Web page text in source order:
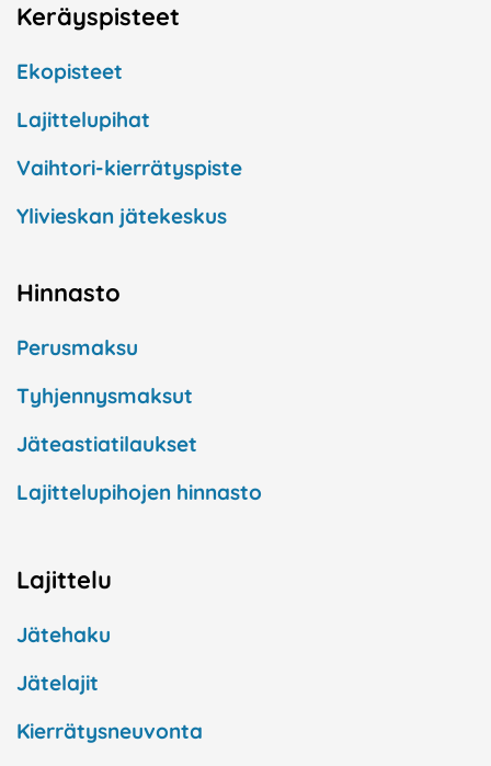
Keräyspisteet
Ekopisteet
Lajittelupihat
Vaihtori-kierrätyspiste
Ylivieskan jätekeskus
Hinnasto
Perusmaksu
Tyhjennysmaksut
Jäteastiatilaukset
Lajittelupihojen hinnasto
Lajittelu
Jätehaku
Jätelajit
Kierrätysneuvonta